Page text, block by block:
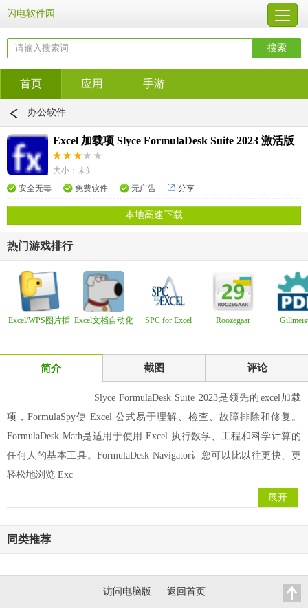
闪电软件园
首页 应用 手游
办公软件
Excel 加载项 Slyce FormulaDesk Suite 2023 激活版
大小：未知
安全无毒
免费软件 无广告 分享
本地高速下载
热门游戏排行
Excel/WPS图片插 Excel文档自动化
SPC for Excel
Roozegaar
简介 截图 评论
Slyce FormulaDesk Suite 2023是领先的excel加载
项，FormulaSpy使 Excel 公式易于理解、检查、故障排除和修复。
FormulaDesk Math是适用于使用 Excel 执行数学、工程和科学计算的
任何人的基本工具。FormulaDesk Navigator让您可以比以往更快、更
轻松地浏览 Exc
展开
同类推荐
访问电脑版 返回首页